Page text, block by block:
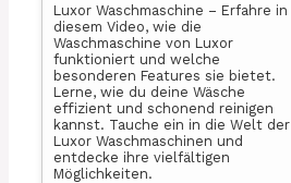
Luxor Waschmaschine – Erfahre in
diesem Video, wie die
Waschmaschine von Luxor
funktioniert und welche
besonderen Features sie bietet.
Lerne, wie du deine Wäsche
effizient und schonend reinigen
kannst. Tauche ein in die Welt der
Luxor Waschmaschinen und
entdecke ihre vielfältigen
Möglichkeiten.